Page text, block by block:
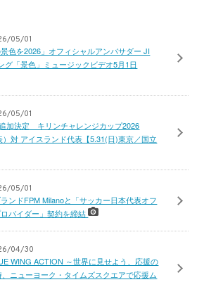
05/01
色を2026」オフィシャルアンバサダー JI
グ「景色」ミュージックビデオ5月1日
05/01
加決定 キリンチャレンジカップ2026
対 アイスランド代表【5.31(日)東京／国立
05/01
ンドFPM Milanoと「サッカー日本代表オフ
バイダー」契約を締結
04/30
WING ACTION ～世界に見せよう、応援の
ニューヨーク・タイムズスクエアで応援ム